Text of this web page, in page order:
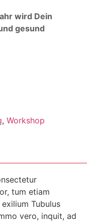
wird Dein
gesund
, Workshop
tum etiam
Tubulus
vero, inquit, ad